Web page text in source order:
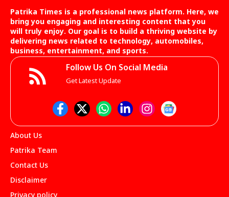
Patrika Times is a professional news platform. Here, we
bring you engaging and interesting content that you
will truly enjoy. Our goal is to build a thriving website by
delivering news related to technology, automobiles,
business, entertainment, and sports.
Follow Us On Social Media
Get Latest Update
About Us
Patrika Team
Contact Us
Disclaimer